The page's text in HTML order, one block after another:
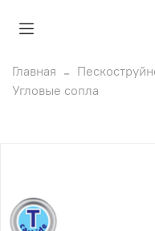
Главная
Угловые сопла